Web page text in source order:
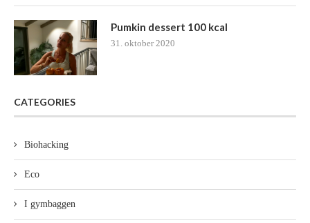
Pumkin dessert 100 kcal
31. oktober 2020
CATEGORIES
Biohacking
Eco
I gymbaggen